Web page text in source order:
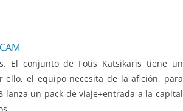
El conjunto de Fotis Katsikaris tiene un
ello, el equipo necesita de la afición, para
lanza un pack de viaje+entrada a la capital